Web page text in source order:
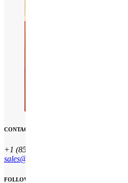
CONTACT INFO
+1 (850) 344 0 66
sales@qesco.co.uk
FOLLOW US